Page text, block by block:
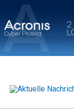
Inhalt
springen